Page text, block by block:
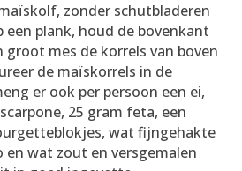
zonder schutbladeren
een plank, houd de bovenkant
mes de korrels van boven
de maïskorrels in de
er ook per persoon een ei,
25 gram feta, een
wat fijngehakte
en wat zout en versgemalen